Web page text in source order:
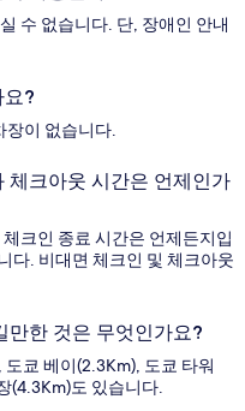
수 없습니다. 단, 장애인 안내
요?
장이 없습니다.
체크아웃 시간은 언제인가
크인 종료 시간은 언제든지입
다. 비대면 체크인 및 체크아웃
만한 것은 무엇인가요?
쿄 베이(2.3Km), 도쿄 타워
(4.3Km)도 있습니다.